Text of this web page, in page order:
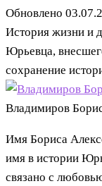
Обновлено
История жизни и
Юрьевца,
сохранение
Владимиров
Имя Бориса
имя в истории
связано с